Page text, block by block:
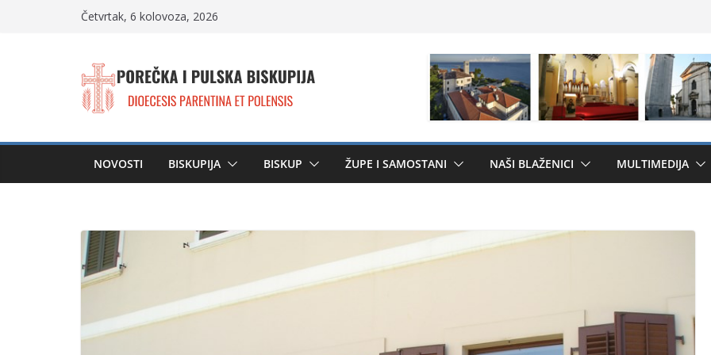
Četvrtak, 6 kolovoza, 2026
NOVOSTI BISKUPIJA BISKUP ŽUPE I SAMOSTANI NAŠI BLAŽENICI MULTIMEDIJA